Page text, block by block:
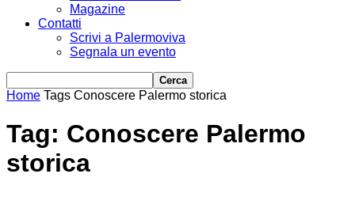
Magazine
Contatti
Scrivi a Palermoviva
Segnala un evento
Home Tags Conoscere Palermo storica
Tag: Conoscere Palermo
storica